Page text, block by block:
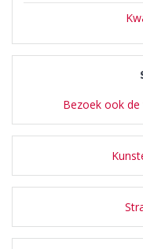
Bezoek ook